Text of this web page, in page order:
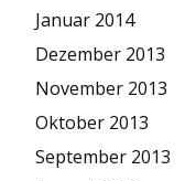
Januar 2014
Dezember 2013
November 2013
Oktober 2013
September 2013